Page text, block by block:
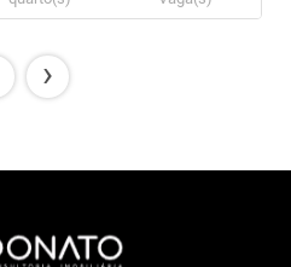
›